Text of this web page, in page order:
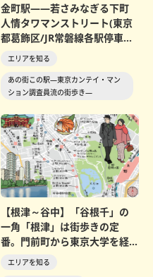
金町駅――若さみなぎる下町
人情タワマンストリート(東京
都葛飾区/JR常磐線各駅停車・
京成金町線)
エリアを知る
あの街この駅―東京カンテイ・マン
ション調査員流の街歩き―
【根津～谷中】「谷根千」の
一角「根津」は街歩きの定
番。門前町から東京大学を経
て、ハイライトは不忍池に...
エリアを知る